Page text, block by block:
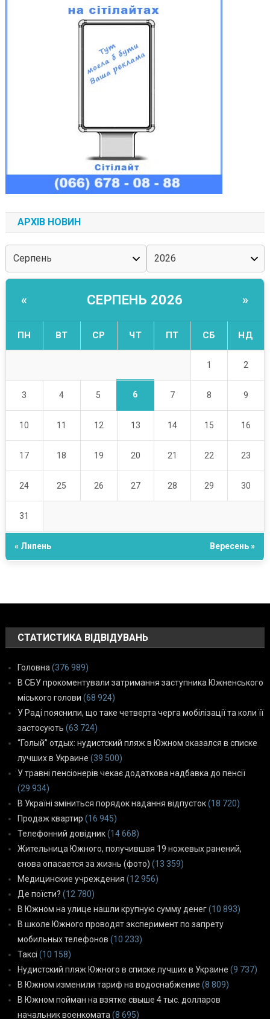
АРХІВ НОВИН
« СЕРПЕНЬ 2026 »
ПН ВТ СР ЧТ ПТ СБ НД
1 2
3 4 5 6 7 8 9
10 11 12 13 14 15 16
17 18 19 20 21 22 23
24 25 26 27 28 29 30
31
« Липень Вересень »
СТАТИСТИКА ВІДВІДУВАНЬ
Головна (376 989)
В СБУ прокоментували затримання заступника Южненського
міського голови (68 924)
У Раді пояснили, що таке четверта черга мобілізації та коли її
застосують (63 724)
“Голый” отдых: нудистский пляж в Южном оказался в списке
лучших в Украине (39 500)
У травні пенсіонерів чекає додаткова надбавка до пенсії
(29 934)
В Україні зміниться порядок надання відпусток(18 720)
Продаж квартир (16 945)
Телефонний довідник(14 668)
Жительница Южного, получившая 19 ножевых ранений,
снова опасается за жизнь (фото) (13 359)
Медицинские учреждения (12 956)
Де поїсти? (12 780)
В Южном на улице нашли крупную сумму денег(10 893)
В школе Южного проводят эксперимент по запрету
мобильных телефонов (10 233)
Таксі (10 158)
Нудистский пляж Южного в списке лучших в Украине (9 737)
В Южном изменили тариф на водоснабжение (8 809)
В Южном пойман на взятке свыше 4 тыс. долларов
начальник военкомата (8 695)